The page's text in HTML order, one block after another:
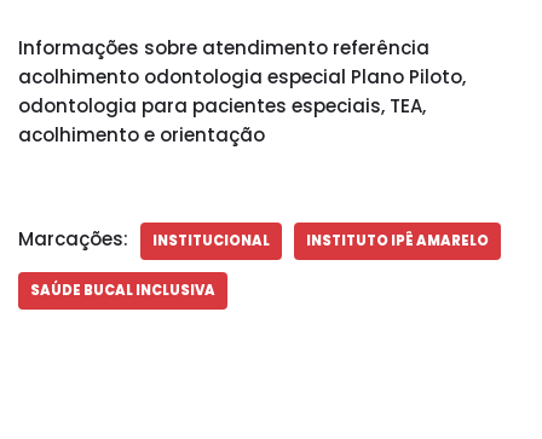
Informações sobre atendimento referência
acolhimento odontologia especial Plano Piloto,
odontologia para pacientes especiais, TEA,
acolhimento e orientação
Marcações: INSTITUCIONAL INSTITUTO IPÊ AMARELO
SAÚDE BUCAL INCLUSIVA